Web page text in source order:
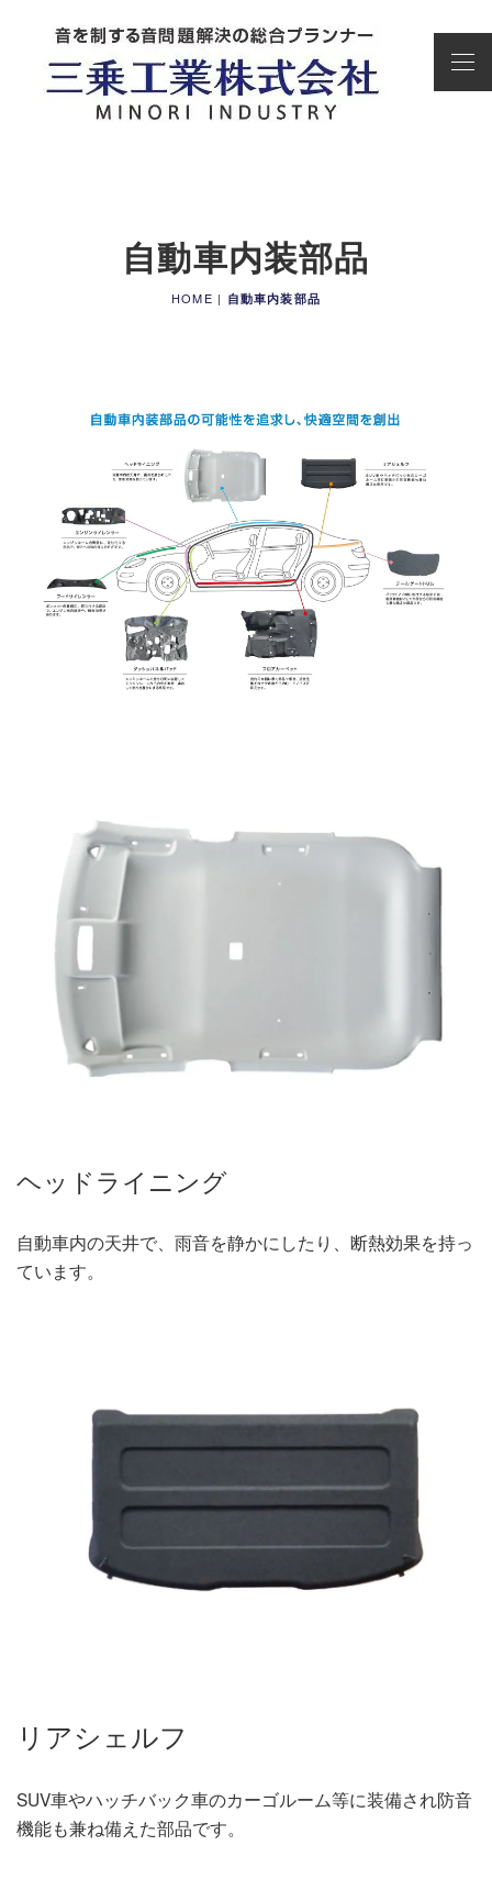
自動車内装部品
HOME | 自動車内装部品
ヘッドライニング
自動車内の天井で、雨音を静かにしたり、断熱効果を持っ
ています。
リアシェルフ
SUV車やハッチバック車のカーゴルーム等に装備され防音
機能も兼ね備えた部品です。